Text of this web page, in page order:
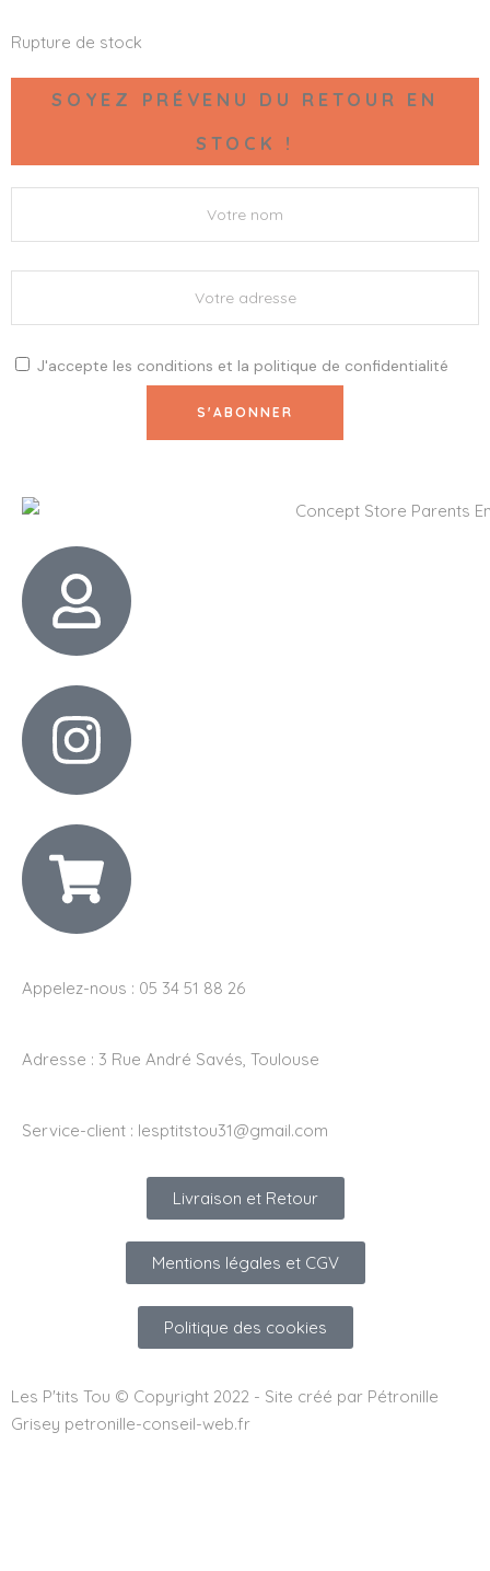
Rupture de stock
SOYEZ PRÉVENU DU RETOUR EN
STOCK !
J'accepte les conditions et la politique de confidentialité
Appelez-nous : 05 34 51 88 26
Adresse : 3 Rue André Savés, Toulouse
Service-client : lesptitstou31@gmail.com
Livraison et Retour
Mentions légales et CGV
Politique des cookies
Les P'tits Tou © Copyright 2022 - Site créé par Pétronille
Grisey petronille-conseil-web.fr